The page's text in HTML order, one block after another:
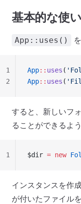
基本的な使
App::uses()
App:: uses (
App:: uses (
1
2
すると、新しいフ
ることができるよ
$dir = new
1
インスタンスを作
が付いたファイル